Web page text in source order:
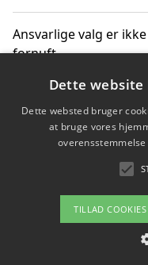
Ansvarlige valg er
fornuft
Sådan kan du
faktura
Om / kontakt
Dette website
Dette websted bruger
at bruge vores
TILLAD COOKIES